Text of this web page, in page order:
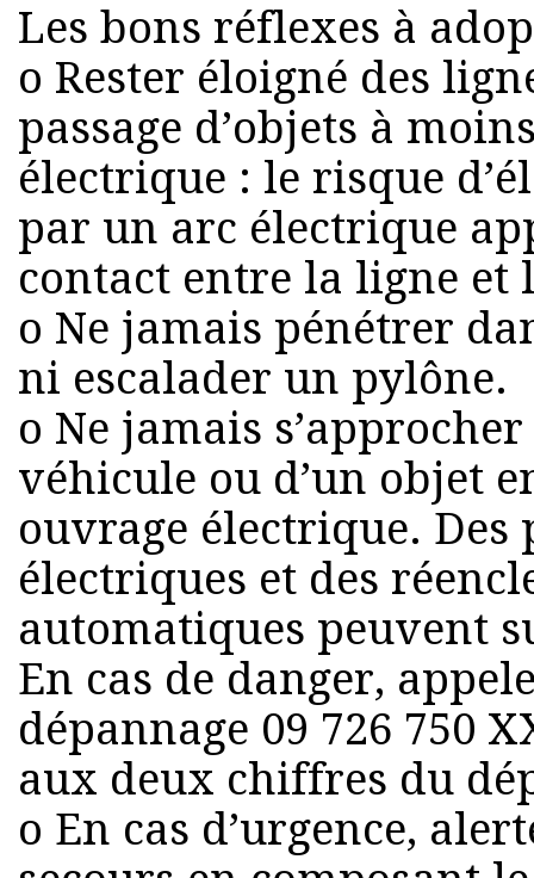
Les bons réflexes à
o Rester éloigné des
passage d’objets à
électrique : le risque
par un arc électrique
contact entre la ligne et
o Ne jamais pénétrer
ni escalader un pylône.
o Ne jamais
véhicule ou d’un objet
ouvrage électrique. Des
électriques et des
automatiques peuvent
En cas de danger,
dépannage 09 726 750
aux deux chiffres du
o En cas d’urgence,